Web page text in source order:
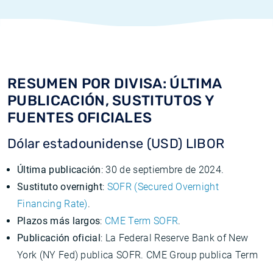
RESUMEN POR DIVISA: ÚLTIMA
PUBLICACIÓN, SUSTITUTOS Y
FUENTES OFICIALES
Dólar estadounidense (USD) LIBOR
Última publicación: 30 de septiembre de 2024.
Sustituto overnight: SOFR (Secured Overnight
Financing Rate).
Plazos más largos: CME Term SOFR.
Publicación oficial: La Federal Reserve Bank of New
York (NY Fed) publica SOFR. CME Group publica Term